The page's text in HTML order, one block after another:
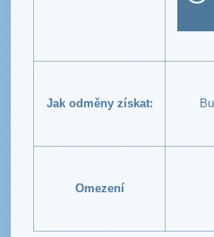
Jak odměny získat:
Omezení